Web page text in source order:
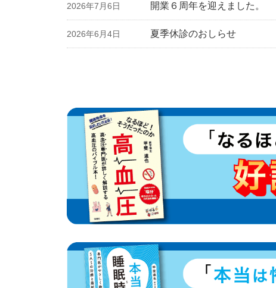
2026年7月6日 開業６周年を迎えました。
2026年6月4日 夏季休診のおしらせ